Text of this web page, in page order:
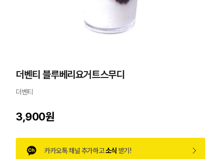
더벤티 블루베리요거트스무디
더벤티
3,900원
카카오톡 채널 추가하고소식 받기!